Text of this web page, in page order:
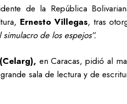
de la República
Ernesto Villegas, tras
simulacro de los espejos”.
en Caracas, pidió al
sala de lectura y de